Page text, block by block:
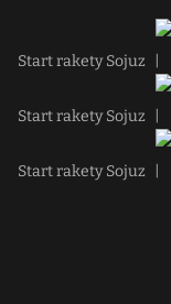
Start rakety Sojuz
Start rakety Sojuz
Start rakety Sojuz